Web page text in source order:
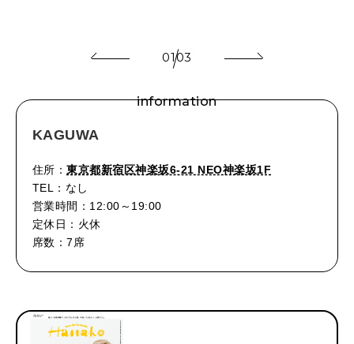
0103
information
KAGUWA
住所：東京都新宿区神楽坂6-21 NEO神楽坂1F
TEL：なし
営業時間：12:00～19:00
定休日：火休
席数：7席